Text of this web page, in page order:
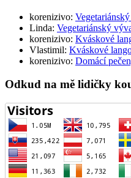
korenizivo:
Linda: Vegetariánský
korenizivo: Kváskové
Vlastimil: Kváskové
korenizivo: Domácí
Odkud na mě lidičky